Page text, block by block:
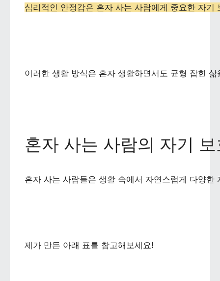
심리적인 안정감은 혼자 사는 사람에게 중요한 자기
이러한 생활 방식은 혼자 생활하면서도 균형 잡힌
혼자 사는 사람의 자기
혼자 사는 사람들은 생활 속에서 자연스럽게 다양
제가 만든 아래 표를 참고해보세요!